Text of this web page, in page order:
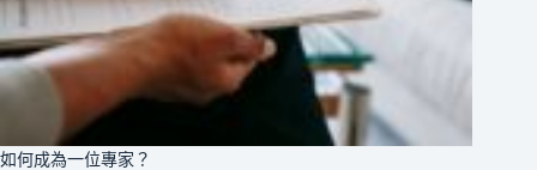
如何成為一位專家？